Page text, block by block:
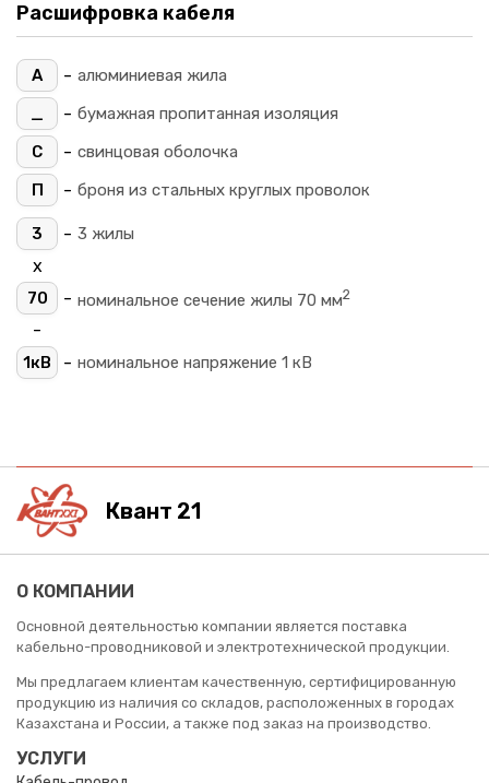
Расшифровка кабеля
А - алюминиевая жила
_
- бумажная пропитанная изоляция
С
- свинцовая оболочка
П
- броня из стальных круглых проволок
3 - 3 жилы
х
70 - номинальное сечение жилы 70 мм2
-
1кВ - номинальное напряжение 1 кВ
Квант 21
О КОМПАНИИ
Основной деятельностью компании является поставка
кабельно-проводниковой и электротехнической продукции.
Мы предлагаем клиентам качественную, сертифицированную
продукцию из наличия со складов, расположенных в городах
Казахстана и России, а также под заказ на производство.
УСЛУГИ